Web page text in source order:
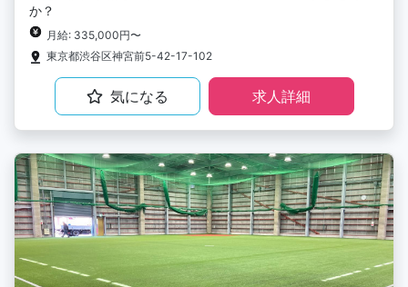
か？
月給: 335,000円〜
東京都渋谷区神宮前5-42-17-102
気になる 求人詳細